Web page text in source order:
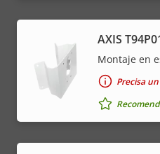
AXIS
Montaje en
Precisa